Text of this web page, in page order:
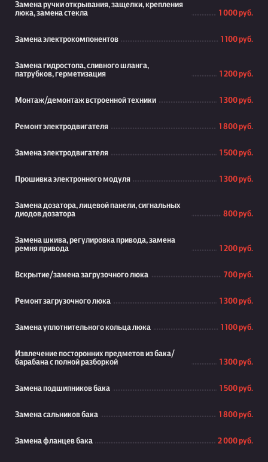
Замена ручки открывания, защелки, крепления
люка, замена стекла
1 000 руб.
Замена электрокомпонентов 1 100 руб.
Замена гидростопа, сливного шланга,
патрубков, герметизация
1 200 руб.
Монтаж/демонтаж встроенной техники 1 300 руб.
Ремонт электродвигателя 1 800 руб.
Замена электродвигателя 1 500 руб.
Прошивка электронного модуля 1 300 руб.
Замена дозатора, лицевой панели, сигнальных
диодов дозатора
800 руб.
Замена шкива, регулировка привода, замена
ремня привода
1 200 руб.
Вскрытие/замена загрузочного люка 700 руб.
Ремонт загрузочного люка 1 300 руб.
Замена уплотнительного кольца люка 1 100 руб.
Извлечение посторонних предметов из бака/
барабана с полной разборкой
1 300 руб.
Замена подшипников бака 1 500 руб.
Замена сальников бака 1 800 руб.
Замена фланцев бака 2 000 руб.